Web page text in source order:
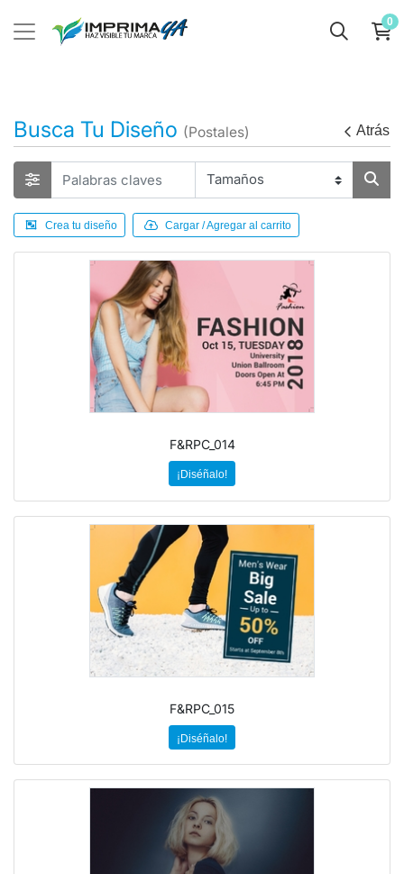
0
Busca Tu Diseño (Postales) Atrás
Crea tu diseño Cargar / Agregar al carrito
F&RPC_014
¡Diséñalo!
F&RPC_015
¡Diséñalo!